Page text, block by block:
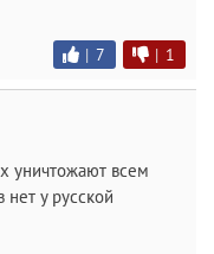
| 7 | 1
уничтожают всем
у русской